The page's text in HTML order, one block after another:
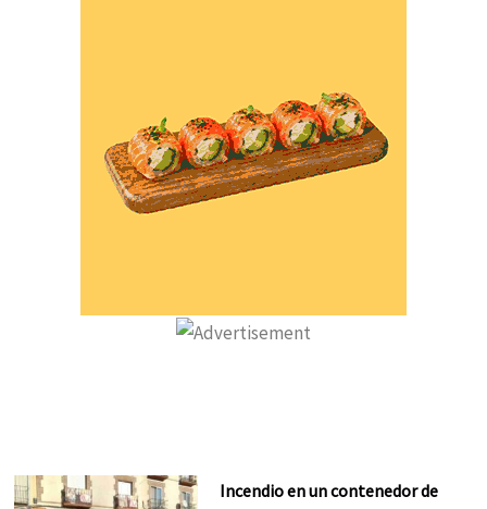
Incendio en un contenedor de